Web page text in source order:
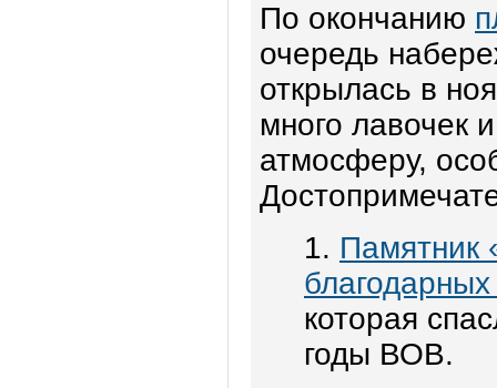
По окончанию
очередь
открылась в
много лавочек
атмосферу,
1. Памятник
которая
годы ВОВ.